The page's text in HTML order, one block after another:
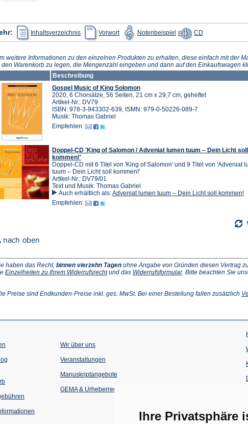
Ihre Privatsphäre
Inhaltsverzeichnis
(Öffnet
in
einem
Tab)
Vorwort
(Öffnet
in
einem
Tab)
Notenbeispiel
(Öffnet
in
einem
Tab)
CDin
einem
Tab)
weitere Informationen zu den einzelnen Produkten zu erhalten, diese einfach mit der
den Warenkorb zu legen, die Mengenzahl eingeben und dann auf den Einkaufswagen
Beschreibung
Gospel Music of King Solomon
2020, 6 Chorsätze, 56 Seiten, 21 cm x 29,7 cm, geheftet
Artikel-Nr.: DV79
ISBN: 978-3-943302-639, ISMN: 979-0-50226-089-7
Musik: Thomas Gabriel
Empfehlen:
Doppel-CD 'King of Salomon / Adveniat lumen tuum – Dein Licht soll
kommen!'
Doppel-CD mit 6 Titel von 'King of Salomon' und 9 Titel von 'Adveniat
tuum – Dein Licht soll kommen!'
Artikel-Nr.: DV79/01
Text und Musik: Thomas Gabriel
Auch erhältlich als:Adveniat lumen tuum – Dein Licht soll kommen!
Empfehlen:
haben das Recht, binnen vierzehn Tagen ohne Angabe von Gründen diesen Vertrag
Einzelheiten zu Ihrem Widerrufsrecht(Öffnet
neuen
und das Widerrufsformular(Öffnet
neuen
. Bitte beachten Sie
Preise sind Endkunden-Preise inkl. ges. MwSt. Bei einer Bestellung fallen zusätzlich
Wir über uns
Veranstaltungen
einem
Tab)
Manuskriptangebote
GEMA & Urheberrecht